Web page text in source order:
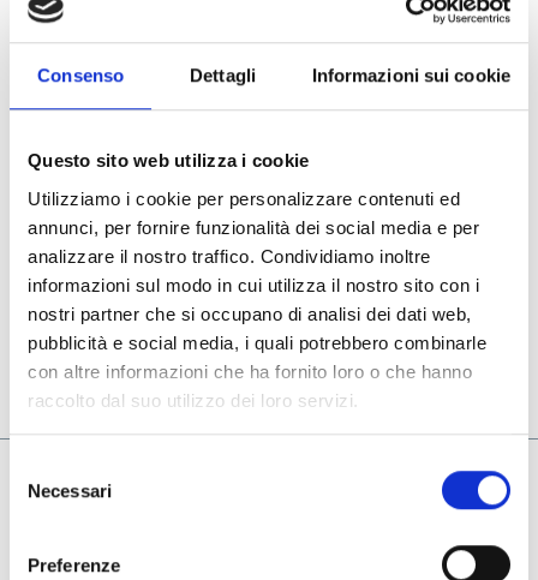
Consenso Dettagli Informazioni sui cookie
Questo sito web utilizza i cookie
Utilizziamo i cookie per personalizzare contenuti ed
annunci, per fornire funzionalità dei social media e per
analizzare il nostro traffico. Condividiamo inoltre
informazioni sul modo in cui utilizza il nostro sito con i
nostri partner che si occupano di analisi dei dati web,
pubblicità e social media, i quali potrebbero combinarle
con altre informazioni che ha fornito loro o che hanno
raccolto dal suo utilizzo dei loro servizi.
delNecessari
Preferenze
Azienda
Le aziende del gruppo